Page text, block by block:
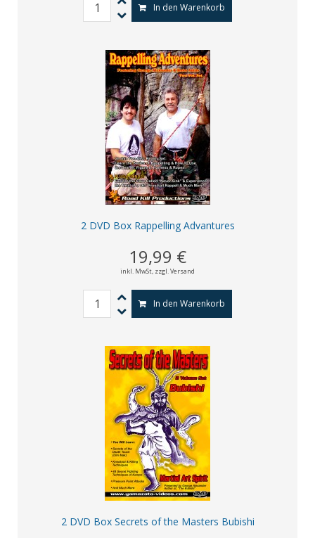
In den Warenkorb
2 DVD Box Rappelling Advantures
19,99 €
inkl. MwSt, zzgl. Versand
In den Warenkorb
2 DVD Box Secrets of the Masters Bubishi